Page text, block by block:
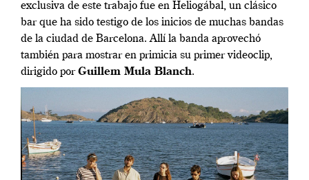
exclusiva de este trabajo fue en Heliogábal, un clásico
bar que ha sido testigo de los inicios de muchas bandas
de la ciudad de Barcelona. Allí la banda aprovechó
también para mostrar en primicia su primer videoclip,
dirigido porGuillem Mula Blanch.